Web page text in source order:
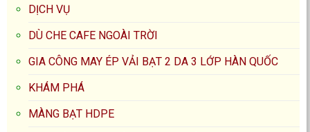
DỊCH VỤ
DÙ CHE CAFE NGOÀI TRỜI
GIA CÔNG MAY ÉP VẢI BẠT 2 DA 3 LỚP HÀN QUỐC
KHÁM PHÁ
MÀNG BẠT HDPE